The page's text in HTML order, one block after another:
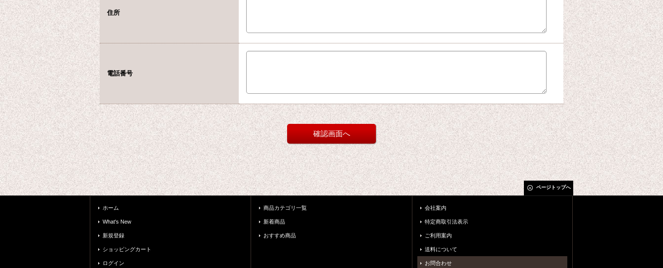
住所
電話番号
ページトップへ
ホーム
What's New
新規登録
ショッピングカート
ログイン
商品カテゴリ一覧
新着商品
おすすめ商品
会社案内
特定商取引法表示
ご利用案内
送料について
お問合わせ